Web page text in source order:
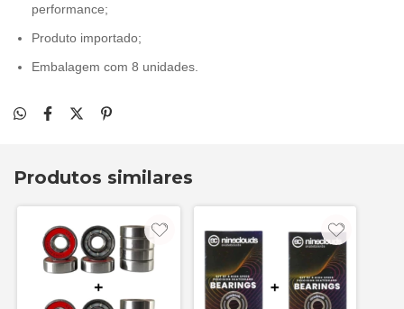
performance;
Produto importado;
Embalagem com 8 unidades.
Produtos similares